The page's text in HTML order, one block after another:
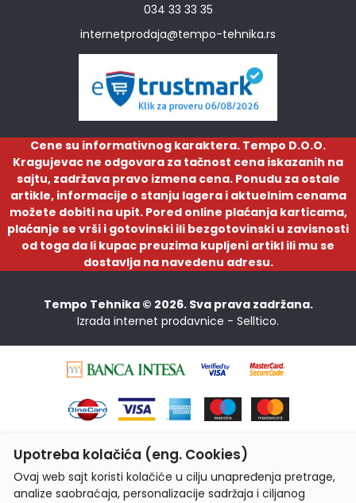
034 33 33 35
internetprodaja@tempo-tehnika.rs
Cene su informativnog karaktera. Tempo D.O.O.
Kragujevac ne odgovara za tačnost cena iskazanih na
sajtu, zadržava pravo izmena cena. Ponudu za ostale
artikle, informacije o stanju lagera i aktuelnim cenama
možete dobiti na upit. Pored online plaćanja karticama,
plaćanje se vrši i gotovinski ili bezgotovinski u zavisnosti
od toga da li kupac preuzima kupljeni artikl ili mu se
dostavlja na navedenu adresu.
Tempo Tehnika © 2026. Sva prava zadržana.
Izrada internet prodavnice - Selltico.
Upotreba kolačića (eng. Cookies)
Ovaj web sajt koristi kolačiće u cilju unapređenja pretrage,
analize saobraćaja, personalizacije sadržaja i ciljanog